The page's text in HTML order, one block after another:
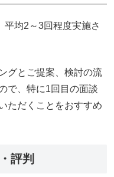
平均2～3回程度実施さ
グとご提案、検討の流
で、特に1回目の面談
ただくことをおすすめ
評判